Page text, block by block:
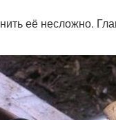
её несложно.